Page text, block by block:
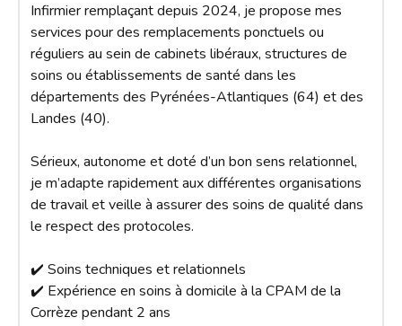
Infirmier remplaçant depuis 2024, je propose mes
services pour des remplacements ponctuels ou
réguliers au sein de cabinets libéraux, structures de
soins ou établissements de santé dans les
départements des Pyrénées-Atlantiques (64) et des
Landes (40).
Sérieux, autonome et doté d’un bon sens relationnel,
je m’adapte rapidement aux différentes organisations
de travail et veille à assurer des soins de qualité dans
le respect des protocoles.
✔️ Soins techniques et relationnels
✔️ Expérience en soins à domicile à la CPAM de la
Corrèze pendant 2 ans